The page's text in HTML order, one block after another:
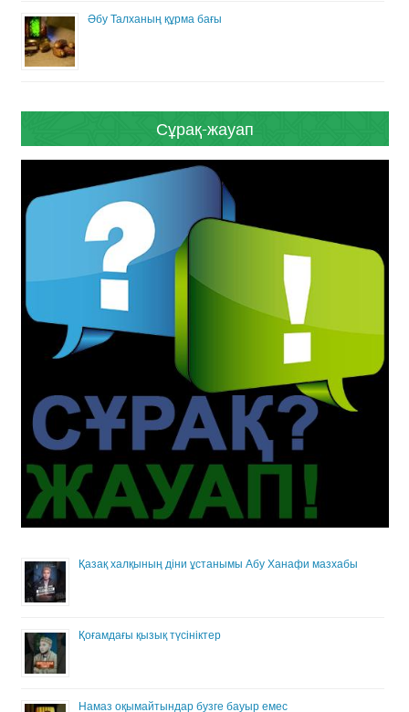
Әбу Талханың құрма бағы
Сұрақ-жауап
Қазақ халқының діни ұстанымы Абу Ханафи мазхабы
Қоғамдағы қызық түсініктер
Намаз оқымайтындар бузге бауыр емес